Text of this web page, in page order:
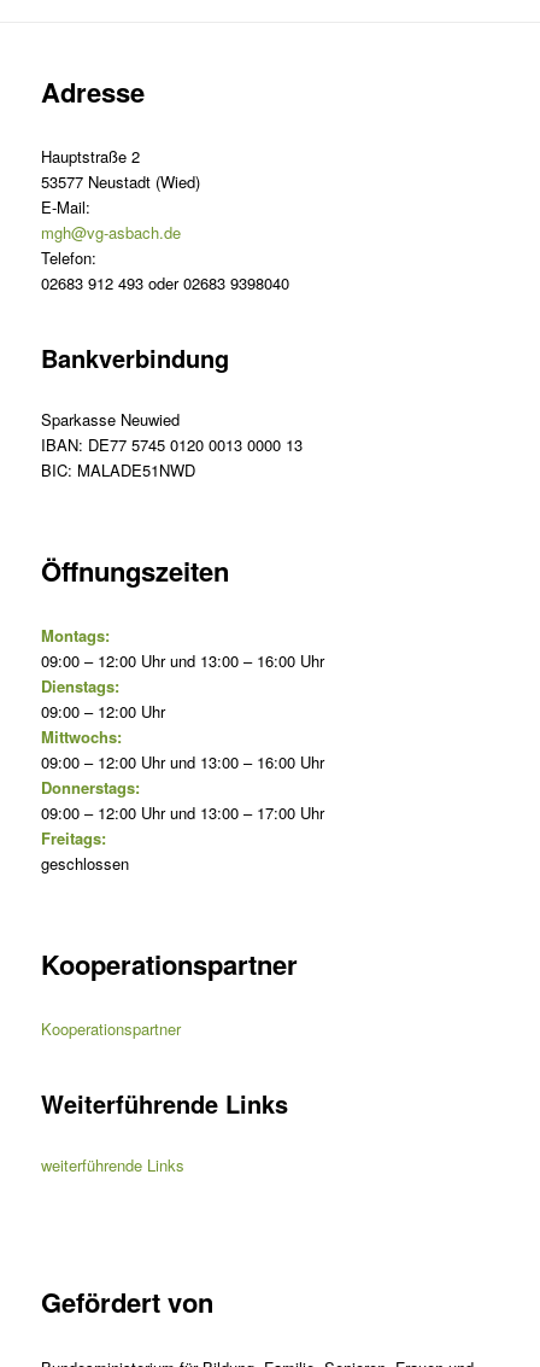
Adresse
Hauptstraße 2
53577 Neustadt (Wied)
E-Mail:
mgh@vg-asbach.de
Telefon:
02683 912 493 oder 02683 9398040
Bankverbindung
Sparkasse Neuwied
IBAN: DE77 5745 0120 0013 0000 13
BIC: MALADE51NWD
Öffnungszeiten
Montags:
09:00 – 12:00 Uhr und 13:00 – 16:00 Uhr
Dienstags:
09:00 – 12:00 Uhr
Mittwochs:
09:00 – 12:00 Uhr und 13:00 – 16:00 Uhr
Donnerstags:
09:00 – 12:00 Uhr und 13:00 – 17:00 Uhr
Freitags:
geschlossen
Kooperationspartner
Kooperationspartner
Weiterführende Links
weiterführende Links
Gefördert von